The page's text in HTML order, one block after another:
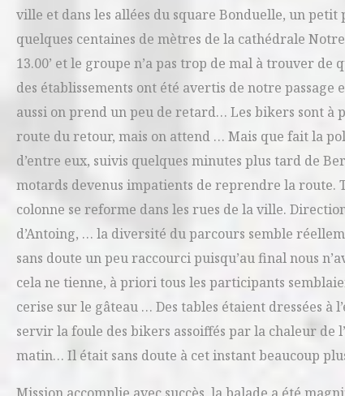
ville et dans les allées du square Bonduelle, un
quelques centaines de mètres de la cathédrale
13.00’ et le groupe n’a pas trop de mal à trouver
des établissements ont été avertis de notre passage
aussi on prend un peu de retard… Les bikers sont à
route du retour, mais on attend … Mais que fait la
d’entre eux, suivis quelques minutes plus tard de
motards devenus impatients de reprendre la route.
colonne se reforme dans les rues de la ville.
d’Antoing, … la diversité du parcours semble
sans doute un peu raccourci puisqu’au final nous
cela ne tienne, à priori tous les participants
cerise sur le gâteau … Des tables étaient dressées
servir la foule des bikers assoiffés par la chaleur de
matin… Il était sans doute à cet instant beaucoup
Mission accomplie avec succès, la balade a été